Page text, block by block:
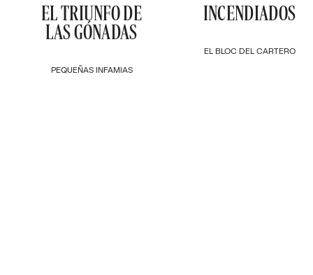
PEQUEÑAS INFAMIAS
EL TRIUNFO DE
LAS GÓNADAS
EL BLOC DEL CARTERO
INCENDIADOS